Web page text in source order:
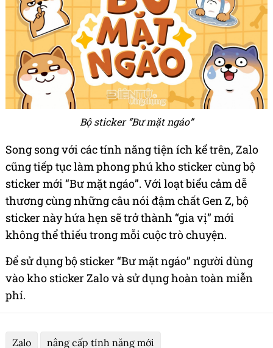
Bộ sticker “Bư mặt ngáo”
Song song với các tính năng tiện ích kể trên, Zalo
cũng tiếp tục làm phong phú kho sticker cùng bộ
sticker mới “Bư mặt ngáo”. Với loạt biểu cảm dễ
thương cùng những câu nói đậm chất Gen Z, bộ
sticker này hứa hẹn sẽ trở thành “gia vị” mới
không thể thiếu trong mỗi cuộc trò chuyện.
Để sử dụng bộ sticker “Bư mặt ngáo” người dùng
vào kho sticker Zalo và sử dụng hoàn toàn miễn
phí.
Zalo nâng cấp tính năng mới